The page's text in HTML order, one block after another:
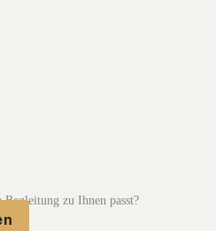
zu Ihnen passt?